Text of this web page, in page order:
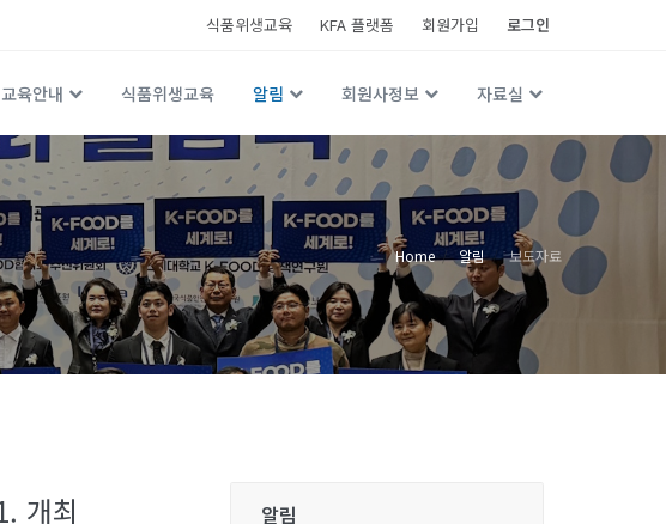
식품위생교육 KFA 플랫폼 회원가입 로그인
교육안내 식품위생교육 알림 회원사정보 자료실
Home 알림 보도자료
개최 알림